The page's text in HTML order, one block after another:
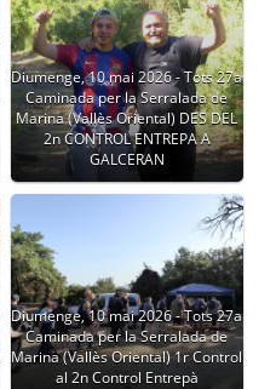
Diumenge, 10 mai 2026 - Tots 27a
Caminada per la Serralada de
Marina (Vallès Oriental) DES DEL
2n CONTROL ENTREPA A
GALCERAN
Diumenge, 10 mai 2026 - Tots 27a
Caminada per la Serralada de
Marina (Vallès Oriental) 1r Control
al 2n Control Entrepà